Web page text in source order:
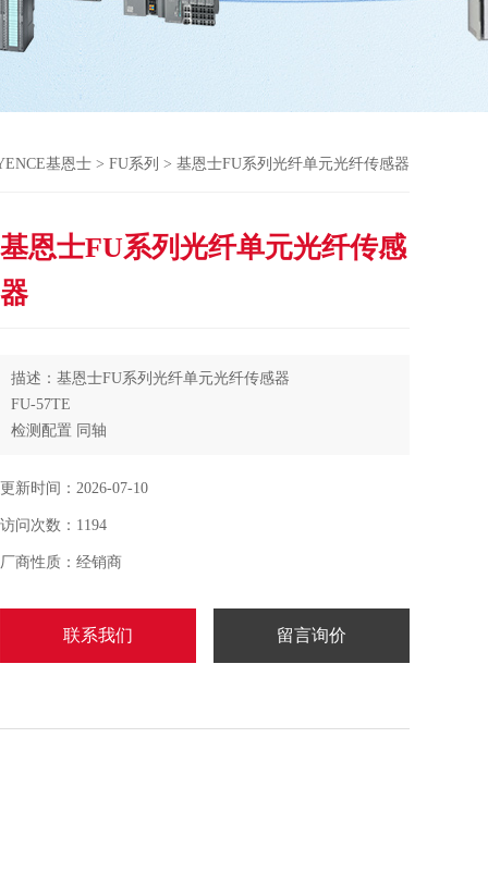
基恩士 > FU系列 > 基恩士FU系列光纤单元光纤传感器
基恩士FU系列光纤单元光纤传感
器
描述：基恩士FU系列光纤单元光纤传感器
FU-57TE
检测配置 同轴
光纤装置长度 1m自由切割
光纤装置直径 &amp;#248;1.3&amp;#215;2
最小弯曲半径 R25 mm
更新时间：2026-07-10
访问次数：1194
厂商性质：经销商
联系我们 留言询价